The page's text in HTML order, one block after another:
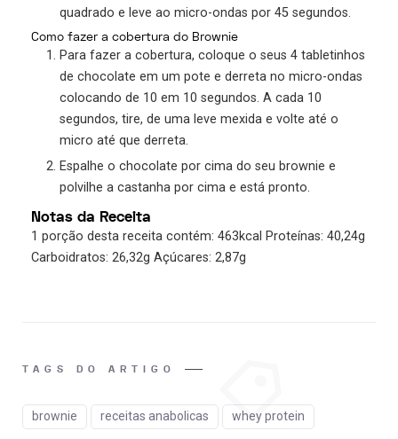
quadrado e leve ao micro-ondas por 45 segundos.
Como fazer a cobertura do Brownie
Para fazer a cobertura, coloque o seus 4 tabletinhos
de chocolate em um pote e derreta no micro-ondas
colocando de 10 em 10 segundos. A cada 10
segundos, tire, de uma leve mexida e volte até o
micro até que derreta.
Espalhe o chocolate por cima do seu brownie e
polvilhe a castanha por cima e está pronto.
Notas da Receita
1 porção desta receita contém: 463kcal Proteínas: 40,24g
Carboidratos: 26,32g Açúcares: 2,87g
TAGS DO ARTIGO
brownie receitas anabolicas whey protein